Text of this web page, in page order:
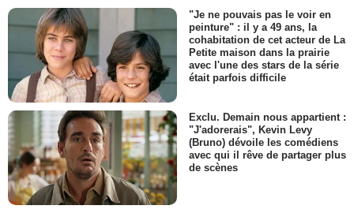
"Je ne pouvais pas le voir en
peinture" : il y a 49 ans, la
cohabitation de cet acteur de La
Petite maison dans la prairie
avec l'une des stars de la série
était parfois difficile
Exclu. Demain nous appartient :
"J'adorerais", Kevin Levy
(Bruno) dévoile les comédiens
avec qui il rêve de partager plus
de scènes